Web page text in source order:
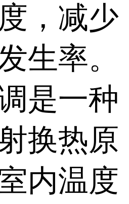
，减少
生率。
是一种
换热原
内温度